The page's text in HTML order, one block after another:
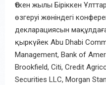
Өткен жылы Біріккен
өзгеруі жөніндегі
декларациясын
қыркүйек Abu Dhabi
Management, Bank of
Brookfield, Citi, Credit
Securities LLC, Morgan